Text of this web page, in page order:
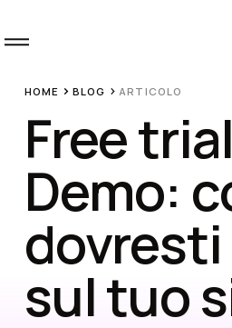
Home
See if
you're
ready
About
Qubo
HOME BLOG ARTICOLO
Free
Demo:
sul tuo